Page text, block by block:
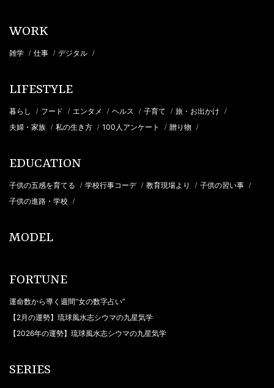
WORK
雑学 / 仕事 / デジタル /
LIFESTYLE
暮らし / フード / エンタメ / ヘルス / 子育て / 旅・お出かけ /
夫婦・家族 / 私の生き方 / 100人アンケート / 贈り物 /
EDUCATION
子供の五感を育てる / 学校行事コーデ / 教育現場より / 子供の習い事 /
子供の進路・学校 /
MODEL
FORTUNE
運命数から導く週間“女の数字占い”
【2月の運勢】琉球風水志シウマの九星気学
【2026年の運勢】琉球風水志シウマの九星気学
SERIES